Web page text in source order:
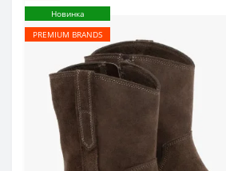
Новинка
PREMIUM BRANDS